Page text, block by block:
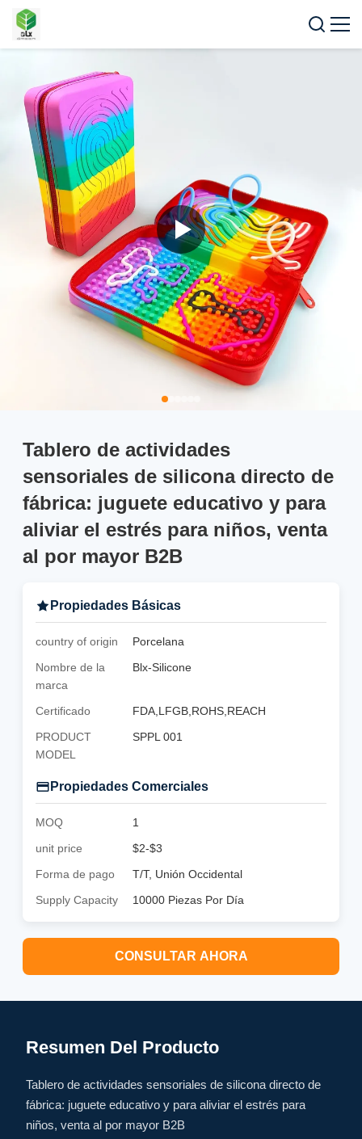
Tablero de actividades
sensoriales de silicona directo de
fábrica: juguete educativo y para
aliviar el estrés para niños, venta
al por mayor B2B
Propiedades Básicas
country of origin
Porcelana
Nombre de la
marca
Blx-Silicone
Certificado
FDA,LFGB,ROHS,REACH
PRODUCT
MODEL
SPPL 001
Propiedades Comerciales
MOQ
1
unit price
$2-$3
Forma de pago
T/T, Unión Occidental
Supply Capacity
10000 Piezas Por Día
CONSULTAR AHORA
Resumen Del Producto
Tablero de actividades sensoriales de silicona directo de
fábrica: juguete educativo y para aliviar el estrés para
niños, venta al por mayor B2B